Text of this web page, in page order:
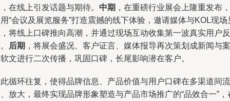
在线上引发话题与期待。 中期 ，在重磅行业展会上隆重发布，
“会议及展览服务”打造震撼的线下体验，邀请媒体与KOL现场
将线上口碑推向高潮，并通过现场互动收集第一波真实用户反
后期 ，将展会盛况、客户证言、媒体报导再次策划成新闻与案
文进行二次传播，巩固口碑，长尾影响潜在客户。
循环往复，使得品牌信息、产品价值与用户口碑在多渠道间流
放大，最终实现品牌形象塑造与产品市场推广的“品效合一”，